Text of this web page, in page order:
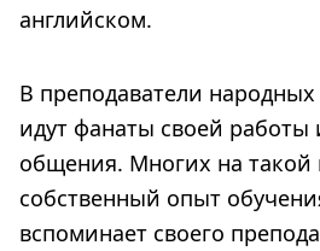
английском.
В преподаватели
идут фанаты своей работы
общения. Многих на такой
собственный опыт
вспоминает своего